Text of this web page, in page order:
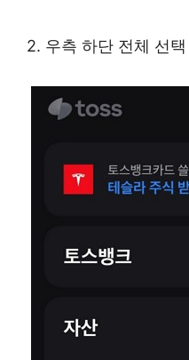
2. 우측 하단 전체 선택